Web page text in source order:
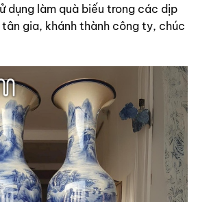
dụng làm quà biếu trong các dịp
gia, khánh thành công ty, chúc